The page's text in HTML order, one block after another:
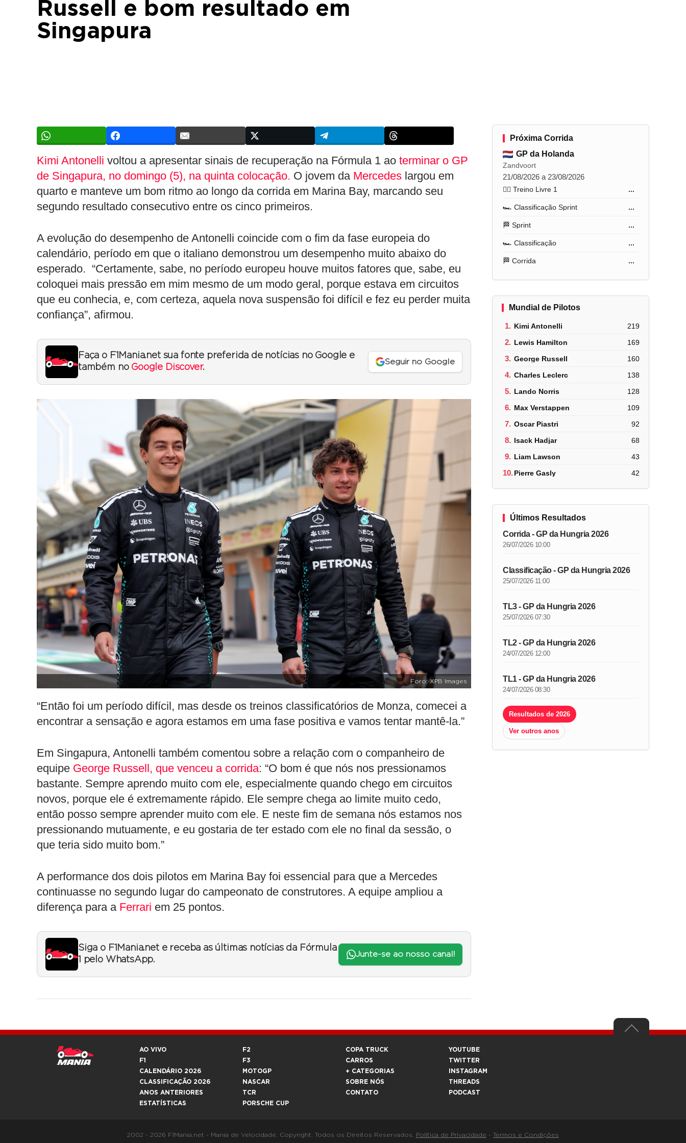
Russell e bom resultado em
Singapura
Kimi Antonelli voltou a apresentar sinais de recuperação na Fórmula 1 ao terminar o GP
de Singapura, no domingo (5), na quinta colocação. O jovem da Mercedes largou em
quarto e manteve um bom ritmo ao longo da corrida em Marina Bay, marcando seu
segundo resultado consecutivo entre os cinco primeiros.
A evolução do desempenho de Antonelli coincide com o fim da fase europeia do
calendário, período em que o italiano demonstrou um desempenho muito abaixo do
esperado. “Certamente, sabe, no período europeu houve muitos fatores que, sabe, eu
coloquei mais pressão em mim mesmo de um modo geral, porque estava em circuitos
que eu conhecia, e, com certeza, aquela nova suspensão foi difícil e fez eu perder muita
confiança”, afirmou.
Faça o F1Mania.net sua fonte preferida de notícias no Google e
também no Google Discover.
Seguir no Google
Foro: XPB Images
“Então foi um período difícil, mas desde os treinos classificatórios de Monza, comecei a
encontrar a sensação e agora estamos em uma fase positiva e vamos tentar mantê-la.”
Em Singapura, Antonelli também comentou sobre a relação com o companheiro de
equipe George Russell, que venceu a corrida: “O bom é que nós nos pressionamos
bastante. Sempre aprendo muito com ele, especialmente quando chego em circuitos
novos, porque ele é extremamente rápido. Ele sempre chega ao limite muito cedo,
então posso sempre aprender muito com ele. E neste fim de semana nós estamos nos
pressionando mutuamente, e eu gostaria de ter estado com ele no final da sessão, o
que teria sido muito bom.”
A performance dos dois pilotos em Marina Bay foi essencial para que a Mercedes
continuasse no segundo lugar do campeonato de construtores. A equipe ampliou a
diferença para a Ferrari em 25 pontos.
Siga o F1Mania.net e receba as últimas notícias da Fórmula
1 pelo WhatsApp.
Junte-se ao nosso canal!
Próxima Corrida
GP da Holanda
Zandvoort
21/08/2026 a 23/08/2026
🏋️‍♂️ Treino Livre 1 ...
🏎️ Classificação Sprint ...
🏁 Sprint ...
🏎️ Classificação ...
🏁 Corrida ...
Mundial de Pilotos
1. Kimi Antonelli 219
2. Lewis Hamilton 169
3. George Russell 160
4. Charles Leclerc 138
5. Lando Norris 128
6. Max Verstappen 109
7. Oscar Piastri 92
8. Isack Hadjar 68
9. Liam Lawson 43
10.Pierre Gasly 42
Últimos Resultados
Corrida - GP da Hungria 2026
26/07/2026 10:00
Classificação - GP da Hungria 2026
25/07/2026 11:00
TL3 - GP da Hungria 2026
25/07/2026 07:30
TL2 - GP da Hungria 2026
24/07/2026 12:00
TL1 - GP da Hungria 2026
24/07/2026 08:30
Resultados de 2026
Ver outros anos
AO VIVO
F1
CALENDÁRIO 2026
CLASSIFICAÇÃO 2026
ANOS ANTERIORES
ESTATÍSTICAS
F2
F3
MOTOGP
NASCAR
TCR
PORSCHE CUP
COPA TRUCK
CARROS
+ CATEGORIAS
SOBRE NÓS
CONTATO
YOUTUBE
TWITTER
INSTAGRAM
THREADS
PODCAST
2002 - 2026 F1Mania.net - Mania de Velocidade. Copyright. Todos os Direitos Reservados. Política de Privacidade - Termos e Condições